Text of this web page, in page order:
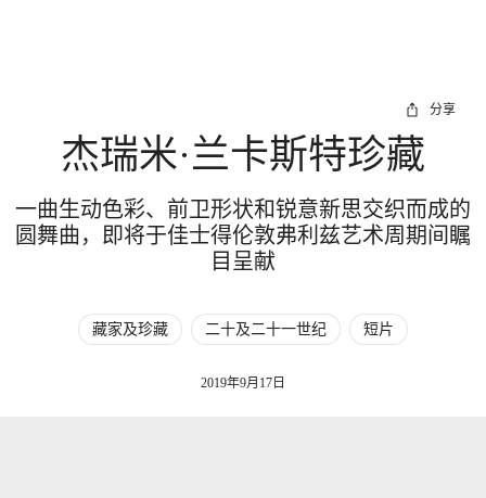
分享
杰瑞米·兰卡斯特珍藏
一曲生动色彩、前卫形状和锐意新思交织而成的
圆舞曲，即将于佳士得伦敦弗利兹艺术周期间瞩
目呈献
藏家及珍藏 二十及二十一世纪 短片
2019年9月17日